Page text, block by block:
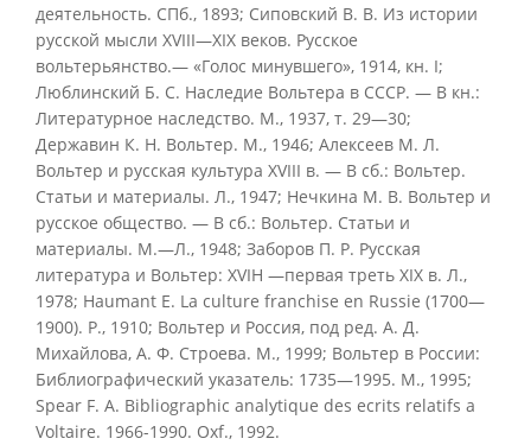
деятельность. СПб., 1893; Сиповский В. В. Из истории
русской мысли XVIII—XIX веков. Русское
вольтерьянство.— «Голос минувшего», 1914, кн. I;
Люблинский Б. С. Наследие Вольтера в СССР. — В кн.:
Литературное наследство. М., 1937, т. 29—30;
Державин К. Н. Вольтер. М., 1946; Алексеев М. Л.
Вольтер и русская культура XVIII в. — В сб.: Вольтер.
Статьи и материалы. Л., 1947; Нечкина М. В. Вольтер и
русское общество. — В сб.: Вольтер. Статьи и
материалы. М.—Л., 1948; Заборов П. Р. Русская
литература и Вольтер: XVIH —первая треть XIX в. Л.,
1978; Haumant Е. La culture franchise en Russie (1700—
1900). P., 1910; Вольтер и Россия, под ред. А. Д.
Михайлова, А. Ф. Строева. М., 1999; Вольтер в России:
Библиографический указатель: 1735—1995. М., 1995;
Spear F. A. Bibliographic analytique des ecrits relatifs a
Voltaire. 1966-1990. Oxf., 1992.